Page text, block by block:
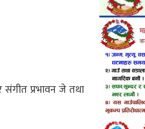
संगीत प्रभावन जे तथा